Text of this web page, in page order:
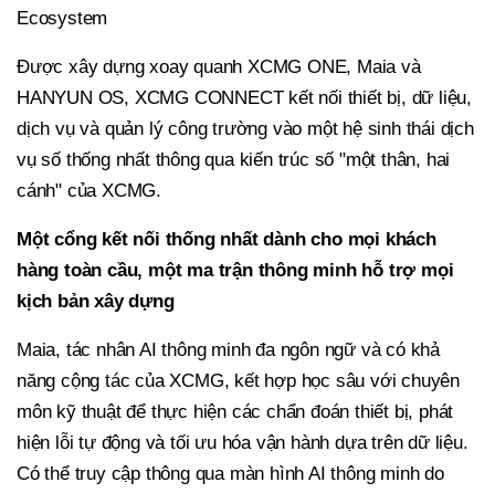
Ecosystem
Được xây dựng xoay quanh XCMG ONE, Maia và
HANYUN OS, XCMG CONNECT kết nối thiết bị, dữ liệu,
dịch vụ và quản lý công trường vào một hệ sinh thái dịch
vụ số thống nhất thông qua kiến trúc số "một thân, hai
cánh" của XCMG.
Một cổng kết nối thống nhất dành cho mọi khách
hàng toàn cầu, một ma trận thông minh hỗ trợ mọi
kịch bản xây dựng
Maia, tác nhân AI thông minh đa ngôn ngữ và có khả
năng cộng tác của XCMG, kết hợp học sâu với chuyên
môn kỹ thuật để thực hiện các chẩn đoán thiết bị, phát
hiện lỗi tự động và tối ưu hóa vận hành dựa trên dữ liệu.
Có thể truy cập thông qua màn hình AI thông minh do